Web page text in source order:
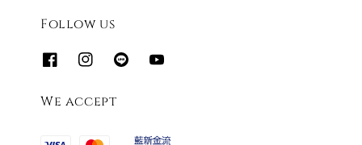
Follow us
We accept